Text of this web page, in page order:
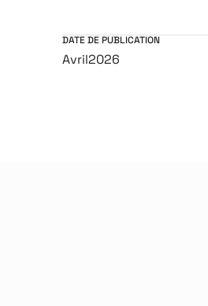
DATE DE PUBLICATION
Avril2026